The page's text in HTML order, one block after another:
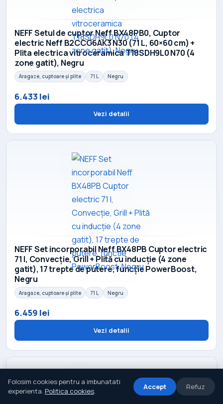
NEFF Setul de cuptor Neff BX48PB0, Cuptor
electric Neff B2CCG6AK3 N30 (71 L, 60×60 cm) +
Plita electrica vitroceramica T18SDH9L0 N70 (4
zone gatit), Negru
Aragaze, cuptoare și plite 71 L Negru
6.433 lei
Vezi detalii
NEFF Set incorporabil Neff BX48PB Cuptor electric
71 l, Convecție, Grill + Plită cu inducție (4 zone
gatit), 17 trepte de putere, funcție PowerBoost,
Negru
Aragaze, cuptoare și plite 71 L Negru
6.459 lei
Vezi detalii
Folosim cookies pentru a imbunatati
experienta. Politica cookies. Accept Refuz